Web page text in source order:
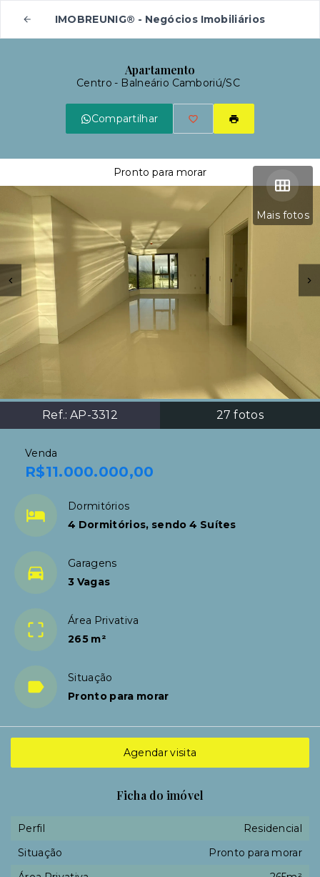
IMOBREUNIG® - Negócios Imobiliários
Apartamento
Centro - Balneário Camboriú/SC
Compartilhar
Mais fotos
Ref.: AP-3312 27 fotos
Pronto para morar
Venda
R$11.000.000,00
Dormitórios
4 Dormitórios, sendo 4 Suítes
Garagens
3 Vagas
Área Privativa
265 m²
Situação
Pronto para morar
Agendar visita
Ficha do imóvel
Perfil
Residencial
Situação
Pronto para morar